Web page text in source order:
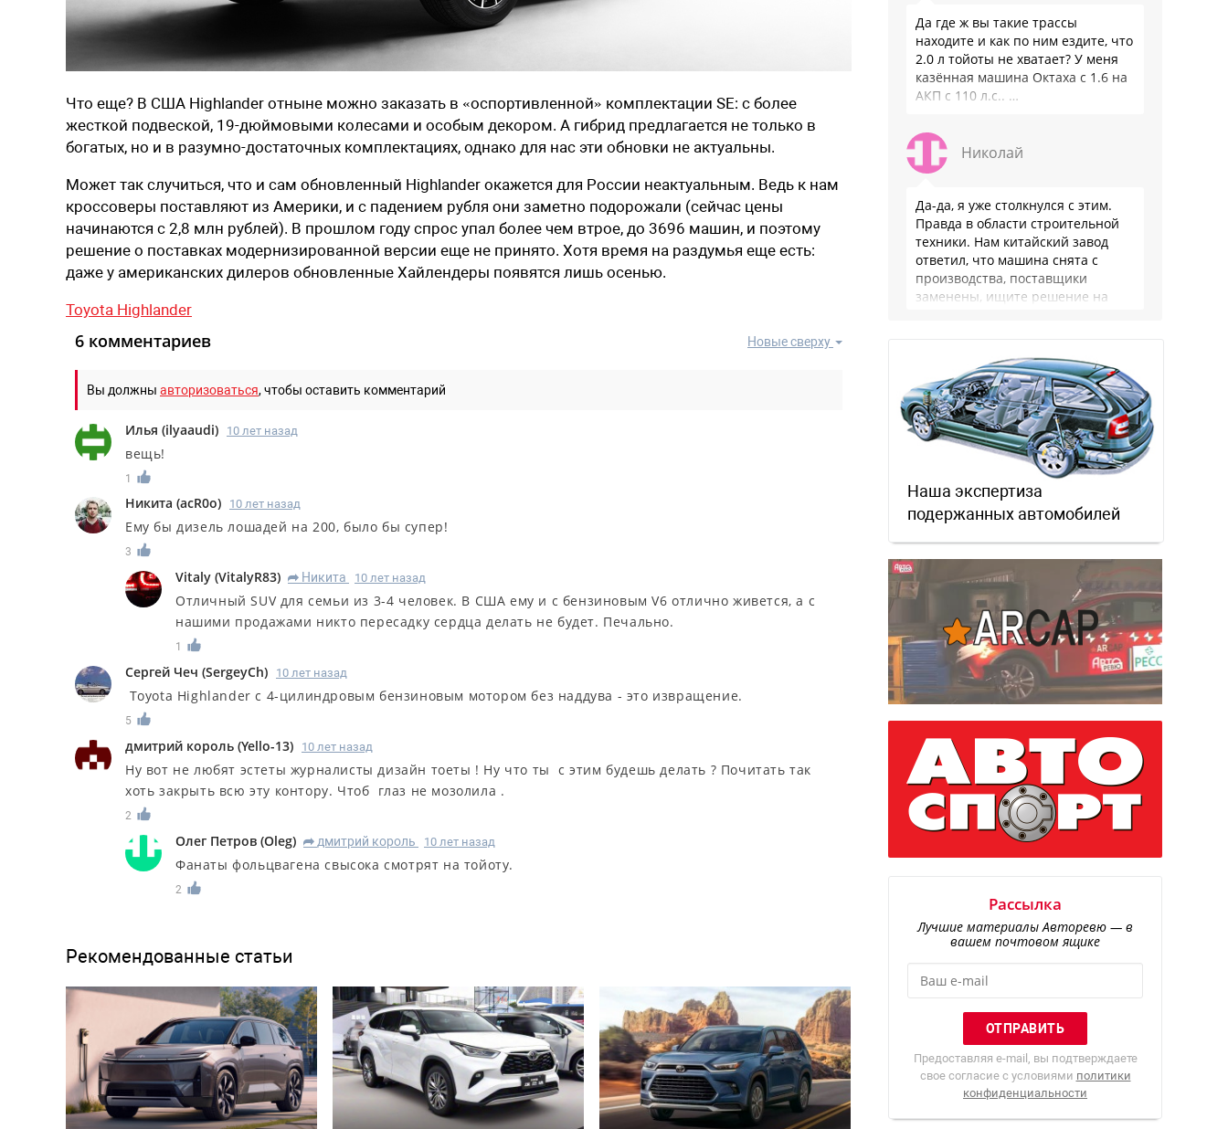
Что еще? В США Highlander отныне можно заказать в «оспортивленной» комплектации SE: с более
жесткой подвеской, 19-дюймовыми колесами и особым декором. А гибрид предлагается не только в
богатых, но и в разумно-достаточных комплектациях, однако для нас эти обновки не актуальны.
Может так случиться, что и сам обновленный Highlander окажется для России неактуальным. Ведь к нам
кроссоверы поставляют из Америки, и с падением рубля они заметно подорожали (сейчас цены
начинаются с 2,8 млн рублей). В прошлом году спрос упал более чем втрое, до 3696 машин, и поэтому
решение о поставках модернизированной версии еще не принято. Хотя время на раздумья еще есть:
даже у американских дилеров обновленные Хайлендеры появятся лишь осенью.
Toyota Highlander
Новые сверху
6 комментариев
Вы должны авторизоваться, чтобы оставить комментарий
Илья (ilyaaudi) 10 лет назад
вещь!
1
Никита (acR0o) 10 лет назад
Ему бы дизель лошадей на 200, было бы супер!
3
Vitaly (VitalyR83) R Никита 10 лет назад
Отличный SUV для семьи из 3-4 человек. В США ему и с бензиновым V6 отлично живется, а с
нашими продажами никто пересадку сердца делать не будет. Печально.
1
Сергей Чеч (SergeyCh) 10 лет назад
Toyota Highlander c 4-цилиндровым бензиновым мотором без наддува - это извращение.
5
дмитрий король (Yello-13) 10 лет назад
Ну вот не любят эстеты журналисты дизайн тоеты ! Ну что ты c этим будешь делать ? Почитать так
хоть закрыть всю эту контору. Чтоб глаз не мозолила .
2
Олег Петров (Oleg) R дмитрий король 10 лет назад
Фанаты фольцвагена свысока смотрят на тойоту.
2
Рекомендованные статьи
Да где ж вы такие трассы
находите и как по ним ездите, что
2.0 л тойоты не хватает? У меня
казённая машина Октаха с 1.6 на
АКП с 110 л.с.. …
Николай
Да-да, я уже столкнулся с этим.
Правда в области строительной
техники. Нам китайский завод
ответил, что машина снята с
производства, поставщики
заменены, ищите решение на
Наша экспертиза
подержанных автомобилей
Рассылка
Лучшие материалы Авторевю — в
вашем почтовом ящике
Предоставляя e-mail, вы подтверждаете
свое согласие с условиями политики
конфиденциальности